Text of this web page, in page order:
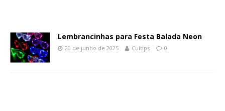
Lembrancinhas para Festa Balada Neon
20 de junho de 2025 Cultips 0